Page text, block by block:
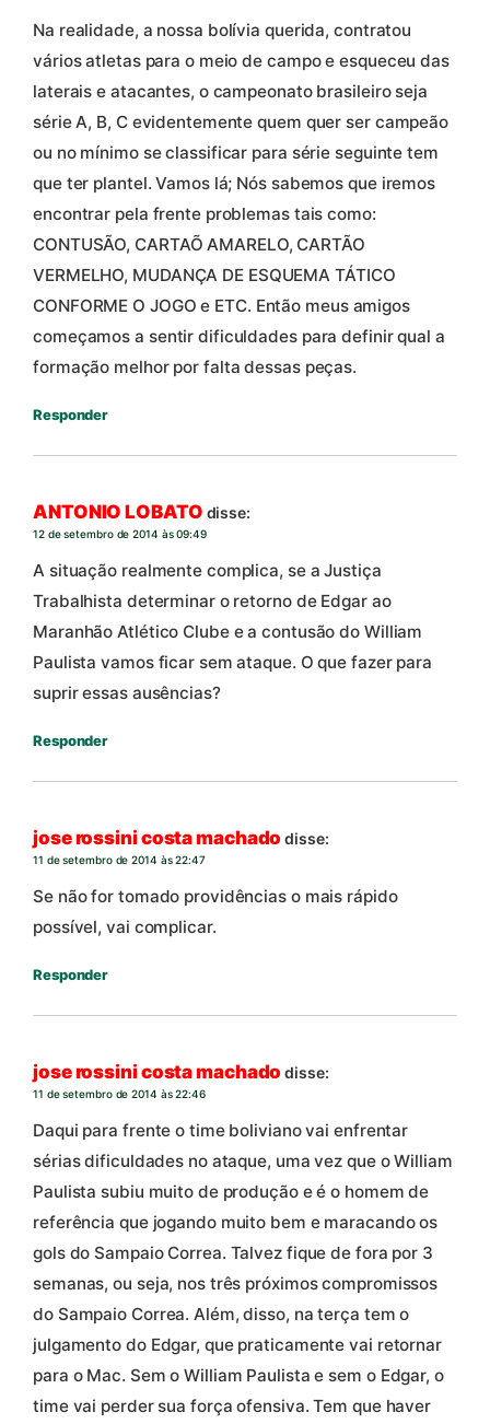
Na realidade, a nossa bolívia querida, contratou
vários atletas para o meio de campo e esqueceu das
laterais e atacantes, o campeonato brasileiro seja
série A, B, C evidentemente quem quer ser campeão
ou no mínimo se classificar para série seguinte tem
que ter plantel. Vamos lá; Nós sabemos que iremos
encontrar pela frente problemas tais como:
CONTUSÃO, CARTAÕ AMARELO, CARTÃO
VERMELHO, MUDANÇA DE ESQUEMA TÁTICO
CONFORME O JOGO e ETC. Então meus amigos
começamos a sentir dificuldades para definir qual a
formação melhor por falta dessas peças.
Responder
ANTONIO LOBATO disse:
12 de setembro de 2014 às 09:49
A situação realmente complica, se a Justiça
Trabalhista determinar o retorno de Edgar ao
Maranhão Atlético Clube e a contusão do William
Paulista vamos ficar sem ataque. O que fazer para
suprir essas ausências?
Responder
jose rossini costa machado disse:
11 de setembro de 2014 às 22:47
Se não for tomado providências o mais rápido
possível, vai complicar.
Responder
jose rossini costa machado disse:
11 de setembro de 2014 às 22:46
Daqui para frente o time boliviano vai enfrentar
sérias dificuldades no ataque, uma vez que o William
Paulista subiu muito de produção e é o homem de
referência que jogando muito bem e maracando os
gols do Sampaio Correa. Talvez fique de fora por 3
semanas, ou seja, nos três próximos compromissos
do Sampaio Correa. Além, disso, na terça tem o
julgamento do Edgar, que praticamente vai retornar
para o Mac. Sem o William Paulista e sem o Edgar, o
time vai perder sua força ofensiva. Tem que haver